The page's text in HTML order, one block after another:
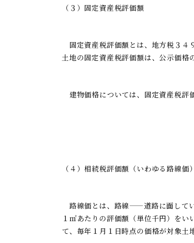
（３）固定資産税評価額
固定資産税評価額とは、地方税３４
土地の固定資産税評価額は、公示価格
建物価格については、固定資産税評
（４）相続税評価額（いわゆる路線価）
路線価とは、路線——道路に面して
１㎡あたりの評価額（単位千円）を
て、毎年１月１日時点の価格が対象土